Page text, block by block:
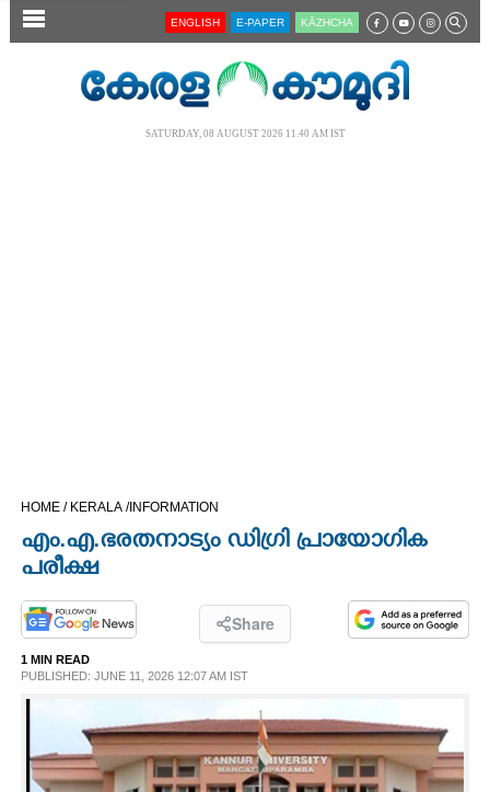
SECTIONS
CINEMA
OPINION
PHOTOS
SPIRITUAL
ENGLISH E-PAPER KĀZHCHA
SATURDAY, 08 AUGUST 2026 11.40 AM IST
HOME / KERALA /INFORMATION
എം.എ.ഭരതനാട്യം ഡിഗ്രി പ്രായോഗിക
പരീക്ഷ
Share
1 MIN READ
PUBLISHED: JUNE 11, 2026 12:07 AM IST